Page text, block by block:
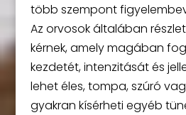
több szempont
Az orvosok általában
kérnek, amely magában
kezdetét, intenzitását és
lehet éles, tompa, szúró
gyakran kísérheti egyéb